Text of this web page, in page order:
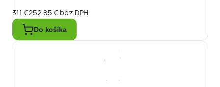
311 €252.85 €bez DPH
Do košíka